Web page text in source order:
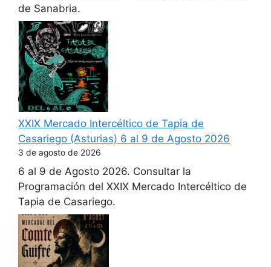
de Sanabria.
XXIX Mercado Intercéltico de Tapia de
Casariego (Asturias) 6 al 9 de Agosto 2026
3 de agosto de 2026
6 al 9 de Agosto 2026. Consultar la
Programación del XXIX Mercado Intercéltico de
Tapia de Casariego.